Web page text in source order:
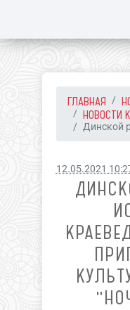
ГЛАВНАЯ
НОВОСТИ
Динской
12.05.2021